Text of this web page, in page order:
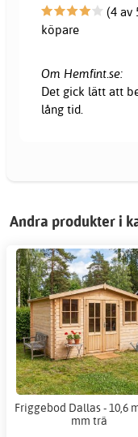
(4 av
köpare
Om Hemfint.se:
Det gick lätt att
lång tid.
Andra produkter i
Friggebod Dallas - 10,6
mm trä